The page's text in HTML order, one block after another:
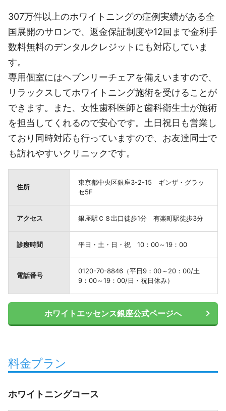
307万件以上のホワイトニングの症例実績がある全
国展開のサロンで、返金保証制度や12回まで金利手
数料無料のデンタルクレジットにも対応していま
す。
専用個室にはヘブンリーチェアを備えいますので、
リラックスしてホワイトニング施術を受けることが
できます。また、女性歯科医師と歯科衛生士が施術
を担当してくれるので安心です。土日祝日も営業し
ており同時対応も行っていますので、お友達同士で
も訪れやすいクリニックです。
住所
東京都中央区銀座3-2-15 ギンザ・グラッ
セ5F
アクセス 銀座駅Ｃ８出口徒歩1分 有楽町駅徒歩3分
診療時間 平日・土・日・祝 10：00～19：00
電話番号
0120-70-8846（平日9：00～20：00/土
9：00～19：00/日・祝日休み）
ホワイトエッセンス銀座公式ページへ
料金プラン
ホワイトニングコース